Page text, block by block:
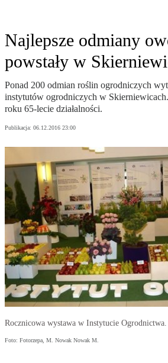
Najlepsze odmiany
powstały w
Ponad 200 odmian roślin ogrodniczych
instytutów ogrodniczych w
roku 65-lecie działalności.
Publikacja: 06.12.2016 23:00
Rocznicowa wystawa w Instytucie Ogrodnictwa.
Foto: Fotorzepa, M. Nowak Nowak M.